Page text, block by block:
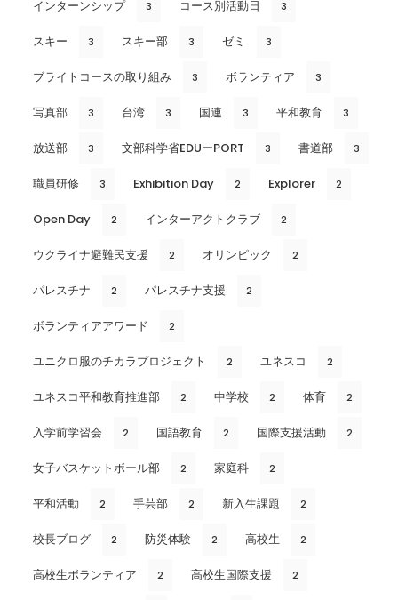
インターンシップ 3 コース別活動日 3
スキー 3 スキー部 3 ゼミ 3
ブライトコースの取り組み 3 ボランティア 3
写真部 3 台湾 3 国連 3 平和教育 3
放送部 3 文部科学省EDUーPORT 3 書道部 3
職員研修 3 Exhibition Day 2 Explorer 2
Open Day 2 インターアクトクラブ 2
ウクライナ避難民支援 2 オリンピック 2
パレスチナ 2 パレスチナ支援 2
ボランティアアワード 2
ユニクロ服のチカラプロジェクト 2 ユネスコ 2
ユネスコ平和教育推進部 2 中学校 2 体育 2
入学前学習会 2 国語教育 2 国際支援活動 2
女子バスケットボール部 2 家庭科 2
平和活動 2 手芸部 2 新入生課題 2
校長ブログ 2 防災体験 2 高校生 2
高校生ボランティア 2 高校生国際支援 2